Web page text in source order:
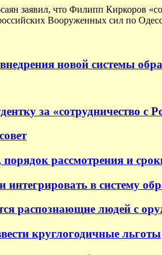
заявил, что Филипп Киркоров
Вооруженных сил по
новой системы
за «сотрудничество с
рассмотрения и
интегрировать в систему
распознающие людей с
круглогодичные льготы